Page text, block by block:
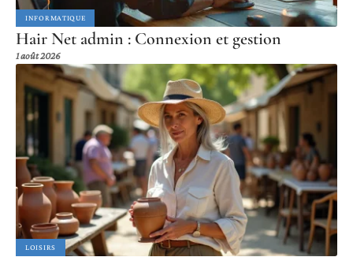
INFORMATIQUE
Hair Net admin : Connexion et gestion
1 août 2026
LOISIRS